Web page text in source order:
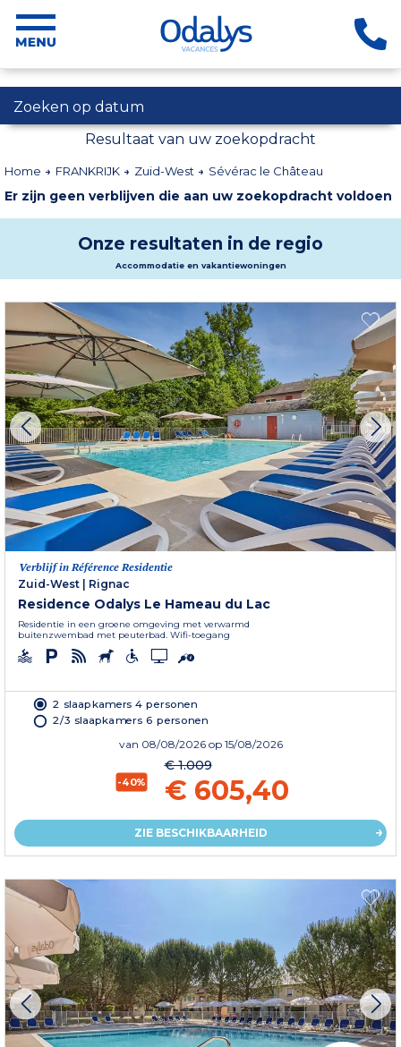
Zoeken op datum
Resultaat van uw zoekopdracht
Home FRANKRIJK Zuid-West Sévérac le Château
Er zijn geen verblijven die aan uw zoekopdracht voldoen
Onze resultaten in de regio
Accommodatie en vakantiewoningen
Verblijf in Référence Residentie
Zuid-West
Rignac
Residence Odalys Le Hameau du Lac
Residentie in een groene omgeving met verwarmd
buitenzwembad met peuterbad. Wifi-toegang
2 slaapkamers 4 personen
2/3 slaapkamers 6 personen
van 08/08/2026 op 15/08/2026
-40%
€ 1.009
€ 605,40
ZIE BESCHIKBAARHEID